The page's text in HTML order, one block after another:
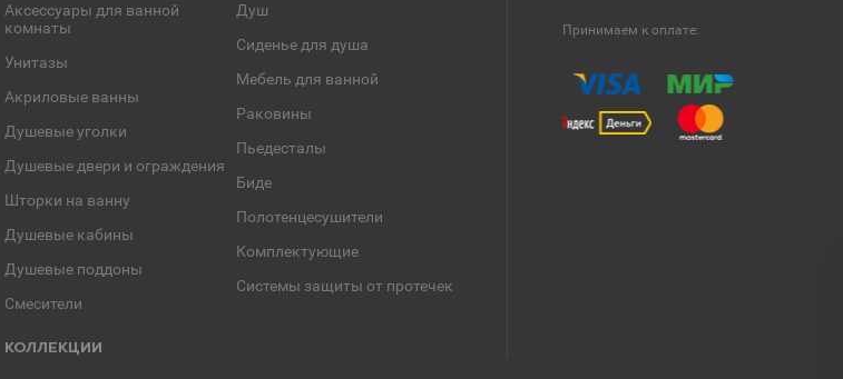
Аксессуары для ванной
комнаты
Унитазы
Акриловые ванны
Душевые уголки
Душевые двери и ограждения
Шторки на ванну
Душевые кабины
Душевые поддоны
Смесители
Душ
Сиденье для душа
Мебель для ванной
Раковины
Пьедесталы
Биде
Полотенцесушители
Комплектующие
Системы защиты от протечек
КОЛЛЕКЦИИ
Принимаем к оплате: